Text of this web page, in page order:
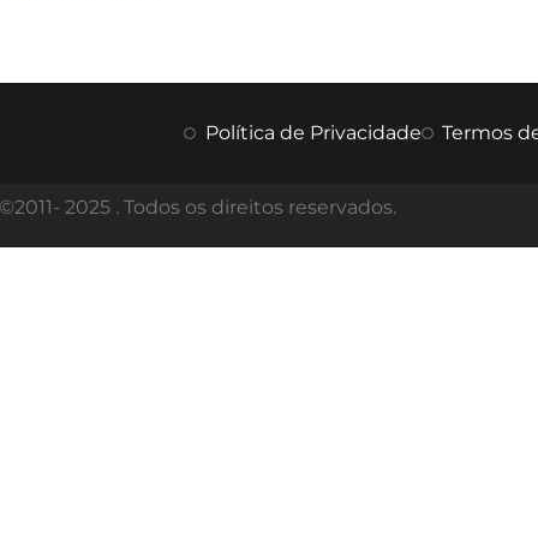
Política de Privacidade Termos
2025 . Todos os direitos reservados.